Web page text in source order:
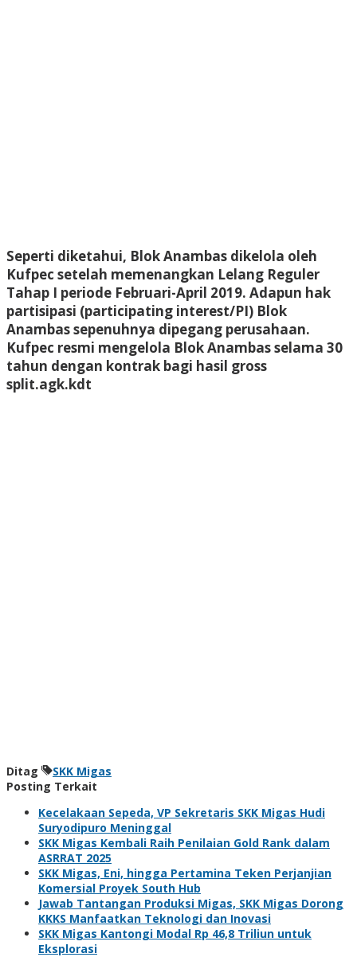
Seperti diketahui, Blok Anambas dikelola oleh
Kufpec setelah memenangkan Lelang Reguler
Tahap I periode Februari-April 2019. Adapun hak
partisipasi (participating interest/PI) Blok
Anambas sepenuhnya dipegang perusahaan.
Kufpec resmi mengelola Blok Anambas selama 30
tahun dengan kontrak bagi hasil gross
split.agk.kdt
Ditag
SKK Migas
Posting Terkait
Kecelakaan Sepeda, VP Sekretaris SKK Migas Hudi
Suryodipuro Meninggal
SKK Migas Kembali Raih Penilaian Gold Rank dalam
ASRRAT 2025
SKK Migas, Eni, hingga Pertamina Teken Perjanjian
Komersial Proyek South Hub
Jawab Tantangan Produksi Migas, SKK Migas Dorong
KKKS Manfaatkan Teknologi dan Inovasi
SKK Migas Kantongi Modal Rp 46,8 Triliun untuk
Eksplorasi